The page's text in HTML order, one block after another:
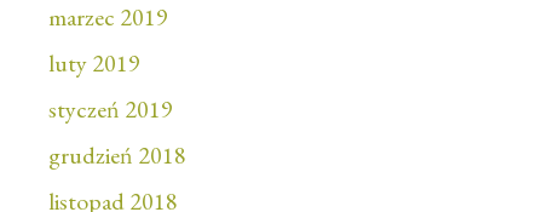
marzec 2019
luty 2019
styczeń 2019
grudzień 2018
listopad 2018